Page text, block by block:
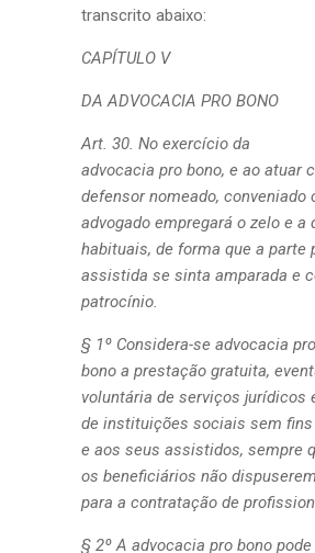
transcrito abaixo:
CAPÍTULO V
DA ADVOCACIA PRO BONO
Art. 30. No exercício da
advocacia pro bono, e ao atuar
defensor nomeado, conveniado
advogado empregará o zelo e a
habituais, de forma que a parte
assistida se sinta amparada e
patrocínio.
§ 1º Considera-se advocacia pro
bono a prestação gratuita,
voluntária de serviços jurídicos
de instituições sociais sem
e aos seus assistidos, sempre
os beneficiários não
para a contratação de
§ 2º A advocacia pro bono pode